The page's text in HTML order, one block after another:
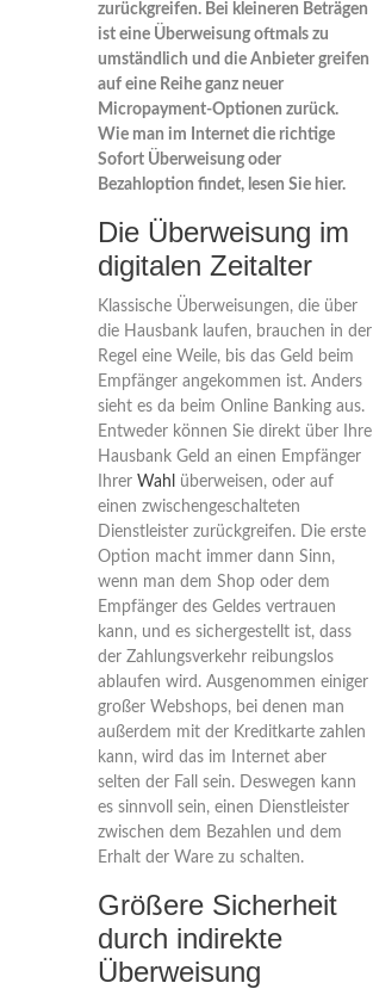
zurückgreifen. Bei kleineren Beträgen
ist eine Überweisung oftmals zu
umständlich und die Anbieter greifen
auf eine Reihe ganz neuer
Micropayment-Optionen zurück.
Wie man im Internet die richtige
Sofort Überweisung oder
Bezahloption findet, lesen Sie hier.
Die Überweisung im
digitalen Zeitalter
Klassische Überweisungen, die über
die Hausbank laufen, brauchen in der
Regel eine Weile, bis das Geld beim
Empfänger angekommen ist. Anders
sieht es da beim Online Banking aus.
Entweder können Sie direkt über Ihre
Hausbank Geld an einen Empfänger
Ihrer Wahl
überweisen, oder auf
einen zwischengeschalteten
Dienstleister zurückgreifen. Die erste
Option macht immer dann Sinn,
wenn man dem Shop oder dem
Empfänger des Geldes vertrauen
kann, und es sichergestellt ist, dass
der Zahlungsverkehr reibungslos
ablaufen wird. Ausgenommen einiger
großer Webshops, bei denen man
außerdem mit der Kreditkarte zahlen
kann, wird das im Internet aber
selten der Fall sein. Deswegen kann
es sinnvoll sein, einen Dienstleister
zwischen dem Bezahlen und dem
Erhalt der Ware zu schalten.
Größere Sicherheit
durch indirekte
Überweisung